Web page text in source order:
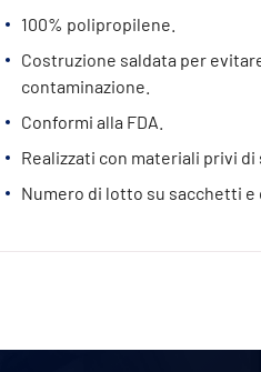
100% polipropilene.
Costruzione saldata per
contaminazione.
Conformi alla FDA.
Realizzati con materiali privi di
Numero di lotto su sacchetti e